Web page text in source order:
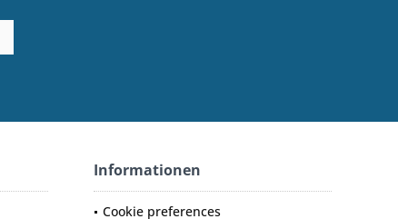
Informationen
Cookie preferences